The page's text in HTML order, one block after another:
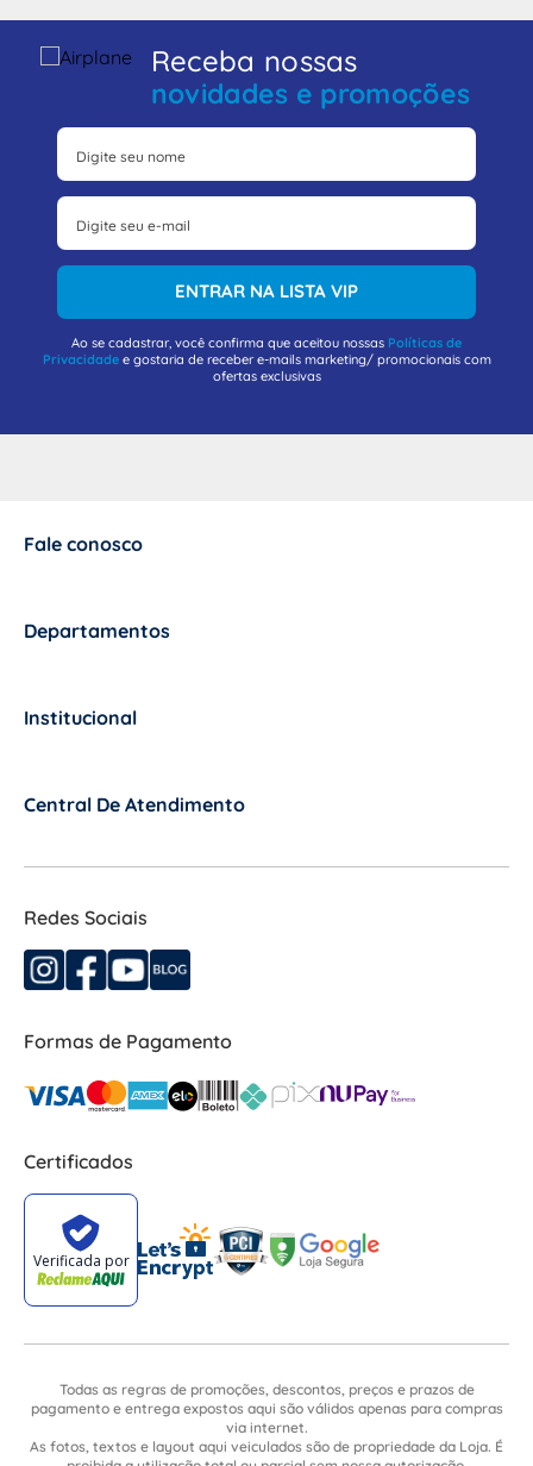
Receba nossas
novidades e promoções
ENTRAR NA LISTA VIP
Ao se cadastrar, você confirma que aceitou nossas Políticas de
Privacidadee gostaria de receber e-mails marketing/ promocionais com
ofertas exclusivas
Fale conosco
Departamentos
Institucional
Central De Atendimento
Redes Sociais
Formas de Pagamento
Certificados
Todas as regras de promoções, descontos, preços e prazos de
pagamento e entrega expostos aqui são válidos apenas para compras
via internet.
As fotos, textos e layout aqui veiculados são de propriedade da Loja. É